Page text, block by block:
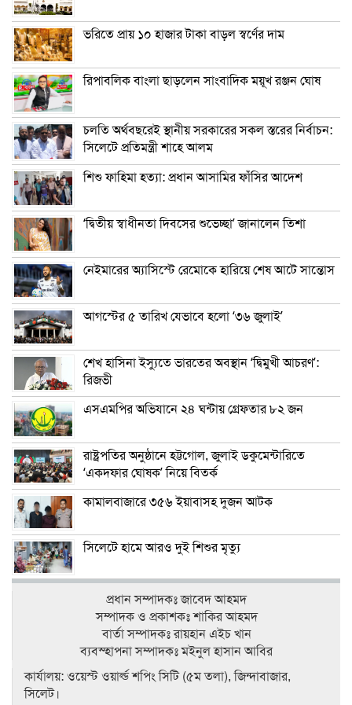
ভরিতে প্রায় ১০ হাজার টাকা বাড়ল স্বর্ণের দাম
রিপাবলিক বাংলা ছাড়লেন সাংবাদিক ময়ূখ রঞ্জন ঘোষ
চলতি অর্থবছরেই স্থানীয় সরকারের সকল স্তরের নির্বাচন:
সিলেটে প্রতিমন্ত্রী শাহে আলম
শিশু ফাহিমা হত্যা: প্রধান আসামির ফাঁসির আদেশ
‘দ্বিতীয় স্বাধীনতা দিবসের শুভেচ্ছা’ জানালেন তিশা
নেইমারের অ্যাসিস্টে রেমোকে হারিয়ে শেষ আটে সান্তোস
আগস্টের ৫ তারিখ যেভাবে হলো ‘৩৬ জুলাই’
শেখ হাসিনা ইস্যুতে ভারতের অবস্থান ‘দ্বিমুখী আচরণ’:
রিজভী
এসএমপির অভিযানে ২৪ ঘন্টায় গ্রেফতার ৮২ জন
রাষ্ট্রপতির অনুষ্ঠানে হট্টগোল, জুলাই ডকুমেন্টারিতে
‘একদফার ঘোষক’ নিয়ে বিতর্ক
কামালবাজারে ৩৫৬ ইয়াবাসহ দুজন আটক
সিলেটে হামে আরও দুই শিশুর মৃত্যু
প্রধান সম্পাদকঃ জাবেদ আহমদ
সম্পাদক ও প্রকাশকঃ শাকির আহমদ
বার্তা সম্পাদকঃ রায়হান এইচ খান
ব‍্যবস্হাপনা সম্পাদকঃ মইনুল হাসান আবির
কার্যালয়: ওয়েস্ট ওয়ার্ল্ড শপিং সিটি (৫ম তলা), জিন্দাবাজার,
সিলেট।